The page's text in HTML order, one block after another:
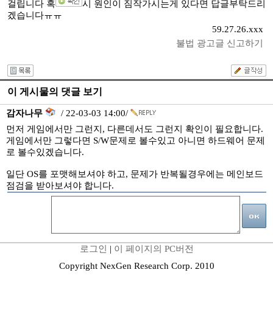
걸립니다 혹
시 원인이 짐작가시는게 있다면 답글부탁드리
겠습니다ㅠㅠ
59.27.26.xxx
불법 광고글 신고하기
이 게시물의 댓글 보기
감자나무
/ 22-03-03 14:00/
먼저 게임에서만 그런지, 다른데서도 그런지 확인이 필요합니다.
게임에서만 그렇다면 S/W문제로 볼수있고 아니면 하드웨어 문제
로 볼수있겠습니다.
일단 OS를 포맷해보셔야 하고, 문제가 반복될경우에는 메인보드
점검을 받아보셔야 합니다.
로그인 | 이 페이지의 PC버전
Copyright NexGen Research Corp. 2010